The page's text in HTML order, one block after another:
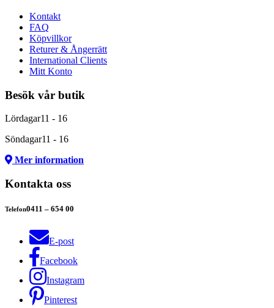
Kontakt
FAQ
Köpvillkor
Returer & Ångerrätt
International Clients
Mitt Konto
Besök vår butik
Lördagar11 - 16
Söndagar11 - 16
Mer information
Kontakta oss
Telefon0411 – 654 00
E-post
Facebook
Instagram
Pinterest